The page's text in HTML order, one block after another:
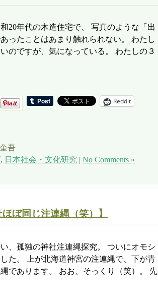
20年代の木造住宅で、 写真のような「出
ったことはあまり触れられない。 わたし
のですが、気になっている。 わたしの３
Reddit
吾
, 日本社会・文化研究 | No Comments »
ぼ同じ注連縄（笑）】
、孤独の神社注連縄探究。 ついにオモシ
た。 上が北海道神宮の注連縄で、下が青
であります。 おお、そっくり（笑）。 先